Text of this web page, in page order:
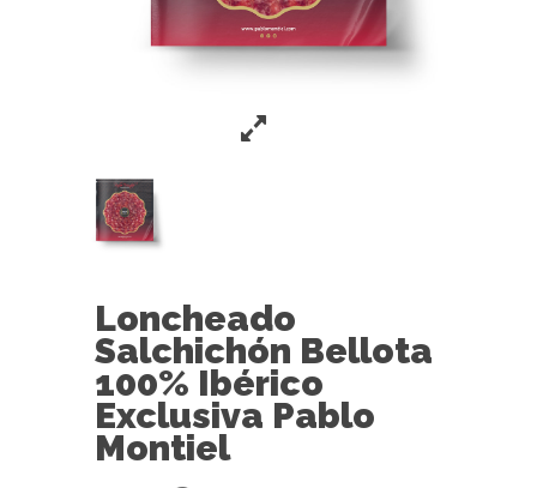
Loncheado
Salchichón Bellota
100% Ibérico
Exclusiva Pablo
Montiel